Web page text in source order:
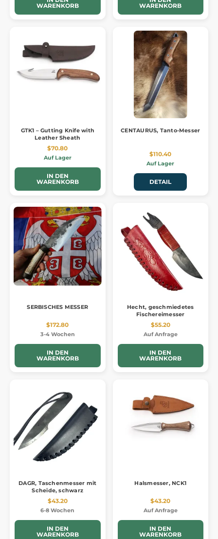
WARENKORB
WARENKORB
GTK1 – Gutting Knife with
Leather Sheath
$70.80
Auf Lager
IN DEN
WARENKORB
CENTAURUS, Tanto-Messer
$110.40
Auf Lager
DETAIL
SERBISCHES MESSER
$172.80
3-4 Wochen
IN DEN
WARENKORB
Hecht, geschmiedetes
Fischereimesser
$55.20
Auf Anfrage
IN DEN
WARENKORB
DAGR, Taschenmesser mit
Scheide, schwarz
$43.20
6-8 Wochen
IN DEN
WARENKORB
Halsmesser, NCK1
$43.20
Auf Anfrage
IN DEN
WARENKORB